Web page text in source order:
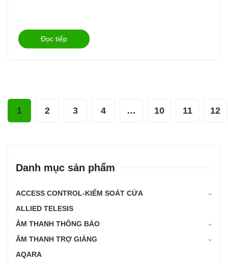
Đọc tiếp
1 2 3 4 … 10 11 12
Danh mục sản phẩm
ACCESS CONTROL-KIỂM SOÁT CỬA
ALLIED TELESIS
ÂM THANH THÔNG BÁO
ÂM THANH TRỢ GIẢNG
AQARA